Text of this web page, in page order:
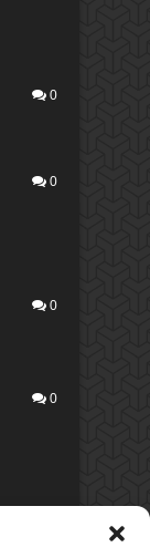
0
0
0
0